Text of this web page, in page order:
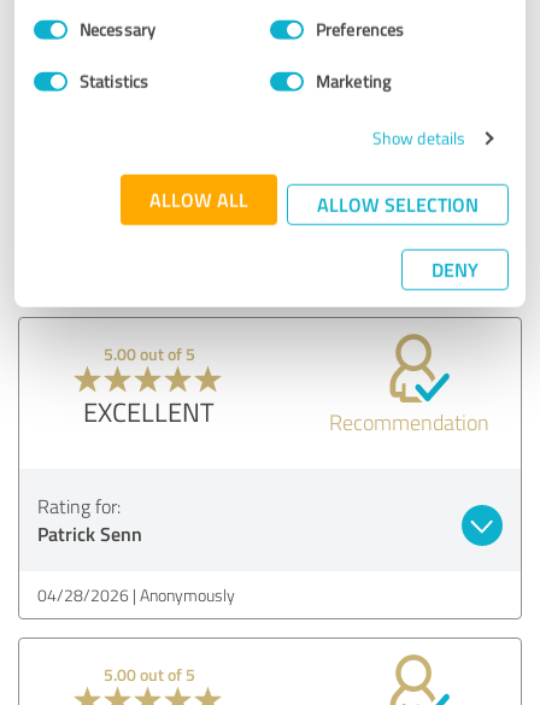
Consent
SelectionNecessary Preferences
Statistics Marketing
Show details
ALLOW ALL ALLOW SELECTION
DENY
EXCELLENT
Customer review & rating for:
5.00 out of 5
EXCELLENT Recommendation
Rating for:
Patrick Senn
04/28/2026 Anonymously
5.00 out of 5